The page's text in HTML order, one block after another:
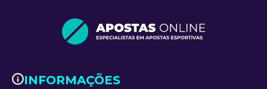
INFORMAÇÕES